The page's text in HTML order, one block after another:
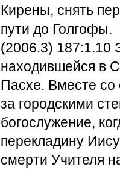
Кирены, снять
пути до Голгофы.
(2006.3) 187:1.10
находившейся в
Пасхе. Вместе со
за городскими
богослужение,
перекладину
смерти Учителя